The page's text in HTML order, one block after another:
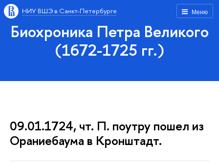
Меню
НИУ ВШЭ в Санкт-Петербурге
Биохроника Петра Великого
(1672-1725 гг.)
09.01.1724, чт. П. поутру пошел из
Ораниебаума в Кронштадт.